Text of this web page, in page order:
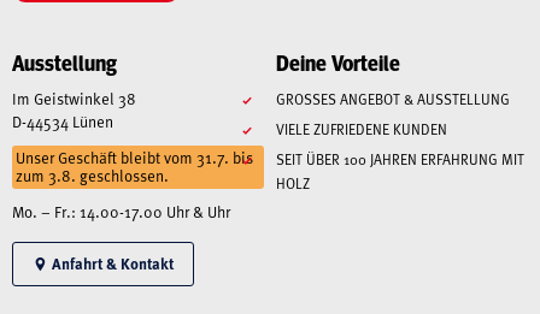
Ausstellung
Im Geistwinkel 38
D-44534 Lünen
Unser Geschäft bleibt vom 31.7. bis
zum 3.8. geschlossen.
Mo. – Fr.: 14.00-17.00 Uhr & Uhr
Anfahrt & Kontakt
Deine Vorteile
GROSSES ANGEBOT & AUSSTELLUNG
VIELE ZUFRIEDENE KUNDEN
SEIT ÜBER 100 JAHREN ERFAHRUNG MIT
HOLZ